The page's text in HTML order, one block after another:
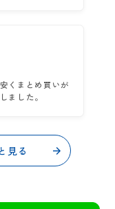
くまとめ買いが
ました。
見る